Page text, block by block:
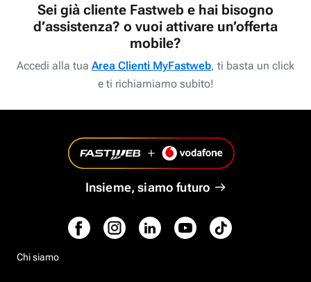
Sei già cliente Fastweb e hai bisogno
d’assistenza? o vuoi attivare un’offerta
mobile?
Accedi alla tua Area Clienti MyFastweb, ti basta un click
e ti richiamiamo subito!
Insieme, siamo futuro
Chi siamo